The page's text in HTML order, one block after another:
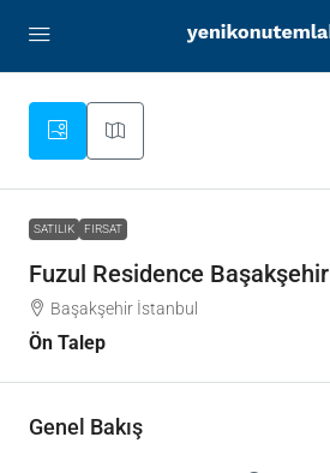
SATILIK FIRSAT
Fuzul Residence Başakşehir
Başakşehir İstanbul
Ön Talep
Genel Bakış